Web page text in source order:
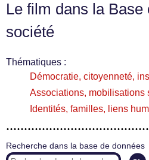
Le film dans la Base
société
Thématiques :
Démocratie, citoyenneté,
Associations, mobilisations
Identités, familles, liens
Recherche dans la base de données